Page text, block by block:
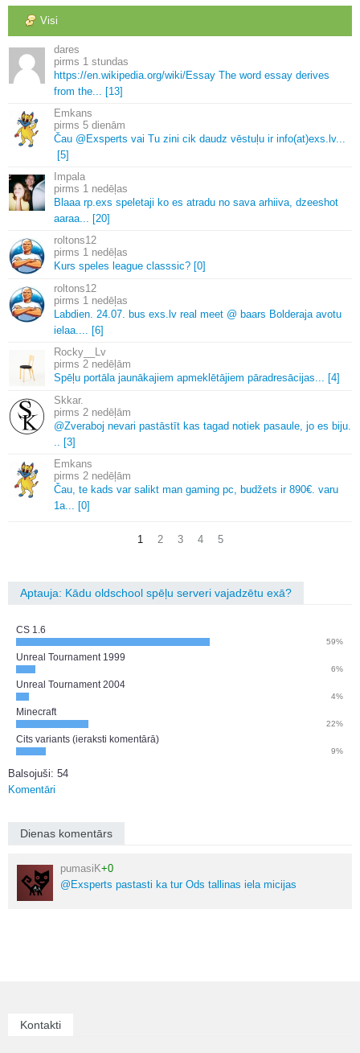
Visi
dares
1 stundas
https://en. wikipedia. org/wiki/Essay The word essay derives
from the.
[13]
Emkans
5 dienām
Čau @Exsperts vai Tu zini cik daudz vēstuļu ir info(at)exs. lv.
[5]
Impala
1 nedēļas
Blaaa rp. exs speletaji ko es atradu no sava arhiiva, dzeeshot
aaraa.
[20]
roltons12
1 nedēļas
Kurs speles league classsic? [0]
roltons12
1 nedēļas
Labdien. 24. 07. bus exs. lv real meet @ baars Bolderaja avotu
ielaa.
[6]
Rocky__Lv
2 nedēļām
Spēļu portāla jaunākajiem apmeklētājiem pāradresācijas.
[4]
Skkar.
2 nedēļām
@Zveraboj nevari pastāstīt kas tagad notiek pasaule, jo es biju.
[3]
Emkans
2 nedēļām
Čau, te kads var salikt man gaming pc, budžets ir 890€. varu
1a.
[0]
1 2 3 4 5
Aptauja: Kādu oldschool spēļu serveri vajadzētu exā?
CS 1.6
59%
Unreal Tournament 1999
6%
Unreal Tournament 2004
4%
Minecraft
22%
Cits variants (ieraksti komentārā)
9%
Balsojuši: 54
Komentāri
Dienas komentārs
pumasiK+0
@Exsperts pastasti ka tur Ods tallinas iela micijas
Kontakti